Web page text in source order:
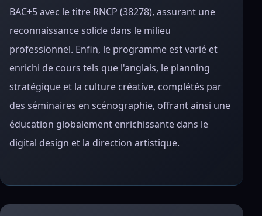
BAC+5 avec le titre RNCP (38278), assurant une
reconnaissance solide dans le milieu
professionnel. Enfin, le programme est varié et
enrichi de cours tels que l'anglais, le planning
stratégique et la culture créative, complétés par
des séminaires en scénographie, offrant ainsi une
éducation globalement enrichissante dans le
digital design et la direction artistique.